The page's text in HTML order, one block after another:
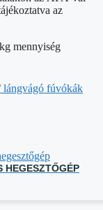
az
mennyiség
fúvókák
HEGESZTŐGÉP